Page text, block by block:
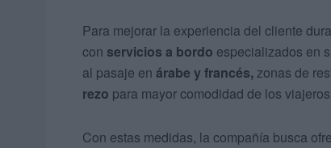
Para mejorar la experiencia del cliente
con servicios a bordo especializados en
al pasaje en árabe y francés, zonas de
rezo para mayor comodidad de los
Con estas medidas, la compañía busca